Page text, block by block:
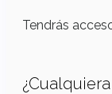
Tendrás